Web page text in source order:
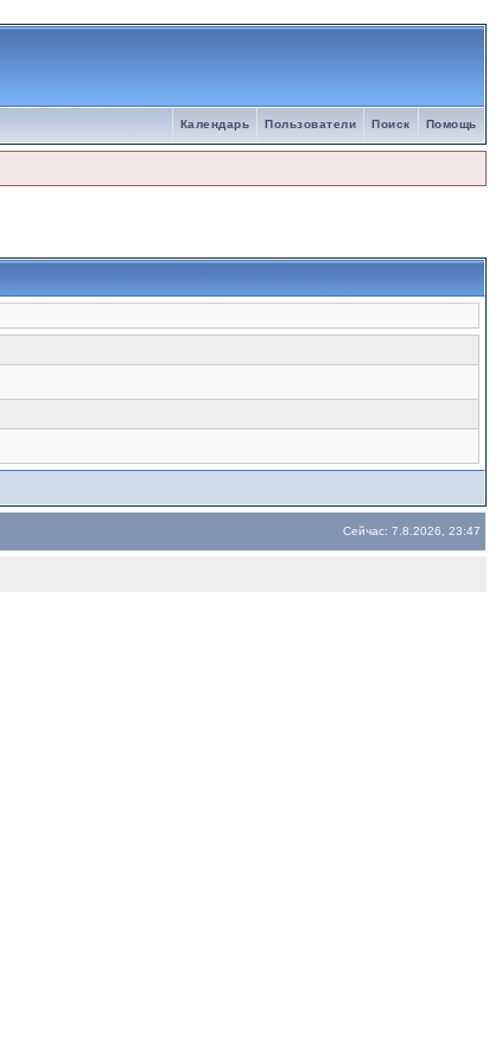
Помощь
Поиск
Пользователи
Календарь
Сейчас: 7.8.2026, 23:47